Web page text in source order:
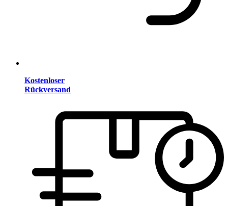
Kostenloser
Rückversand